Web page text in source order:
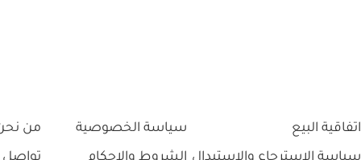
اتفاقية البيع
سياسة الخصوصية
من